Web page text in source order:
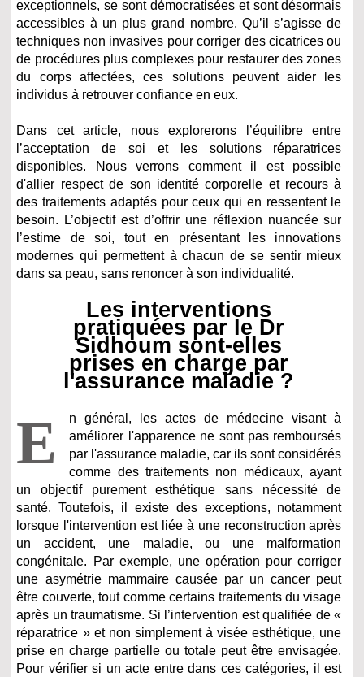
exceptionnels, se sont démocratisées et sont désormais
accessibles à un plus grand nombre. Qu’il s’agisse de
techniques non invasives pour corriger des cicatrices ou
de procédures plus complexes pour restaurer des zones
du corps affectées, ces solutions peuvent aider les
individus à retrouver confiance en eux.
Dans cet article, nous explorerons l’équilibre entre
l’acceptation de soi et les solutions réparatrices
disponibles. Nous verrons comment il est possible
d'allier respect de son identité corporelle et recours à
des traitements adaptés pour ceux qui en ressentent le
besoin. L’objectif est d’offrir une réflexion nuancée sur
l’estime de soi, tout en présentant les innovations
modernes qui permettent à chacun de se sentir mieux
dans sa peau, sans renoncer à son individualité.
Les interventions
pratiquées par le Dr
Sidhoum sont-elles
prises en charge par
l'assurance maladie ?
E
n général, les actes de médecine visant à
améliorer l'apparence ne sont pas remboursés
par l'assurance maladie, car ils sont considérés
comme des traitements non médicaux, ayant
un objectif purement esthétique sans nécessité de
santé. Toutefois, il existe des exceptions, notamment
lorsque l'intervention est liée à une reconstruction après
un accident, une maladie, ou une malformation
congénitale. Par exemple, une opération pour corriger
une asymétrie mammaire causée par un cancer peut
être couverte, tout comme certains traitements du visage
après un traumatisme. Si l’intervention est qualifiée de «
réparatrice » et non simplement à visée esthétique, une
prise en charge partielle ou totale peut être envisagée.
Pour vérifier si un acte entre dans ces catégories, il est